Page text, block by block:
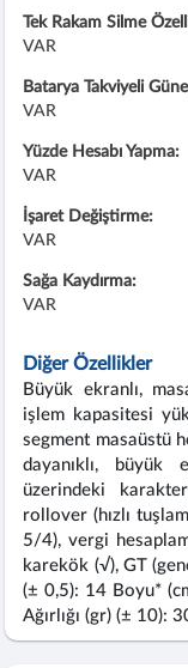
Tek Rakam Silme
VAR
Batarya Takviyeli
VAR
Yüzde Hesabı Yapma:
VAR
İşaret Değiştirme:
VAR
Sağa Kaydırma:
VAR
Diğer Özellikler
Büyük ekranlı,
işlem kapasitesi
segment masaüstü
dayanıklı, büyük
üzerindeki
rollover (hızlı
5/4), vergi
karekök (√), GT
(± 0,5): 14 Boyu*
Ağırlığı (gr) (± 10):